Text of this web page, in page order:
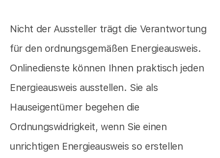
Nicht der Aussteller trägt die Verantwortung
für den ordnungsgemäßen Energieausweis.
Onlinedienste können Ihnen praktisch jeden
Energieausweis ausstellen. Sie als
Hauseigentümer begehen die
Ordnungswidrigkeit, wenn Sie einen
unrichtigen Energieausweis so erstellen